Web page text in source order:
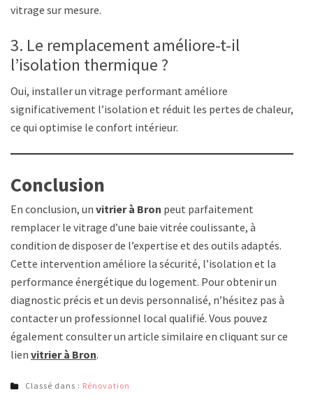
vitrage sur mesure.
3. Le remplacement améliore-t-il
l’isolation thermique ?
Oui, installer un vitrage performant améliore
significativement l’isolation et réduit les pertes de chaleur,
ce qui optimise le confort intérieur.
Conclusion
En conclusion, un vitrier à Bron peut parfaitement
remplacer le vitrage d’une baie vitrée coulissante, à
condition de disposer de l’expertise et des outils adaptés.
Cette intervention améliore la sécurité, l’isolation et la
performance énergétique du logement. Pour obtenir un
diagnostic précis et un devis personnalisé, n’hésitez pas à
contacter un professionnel local qualifié. Vous pouvez
également consulter un article similaire en cliquant sur ce
lien vitrier à Bron.
Classé dans : Rénovation